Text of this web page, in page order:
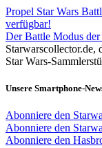
Propel Star Wars
verfügbar!
Der Battle Modus
Starwarscollector.de,
Star Wars-
Unsere Smartphone-
Abonniere den
Abonniere den
Abonniere den